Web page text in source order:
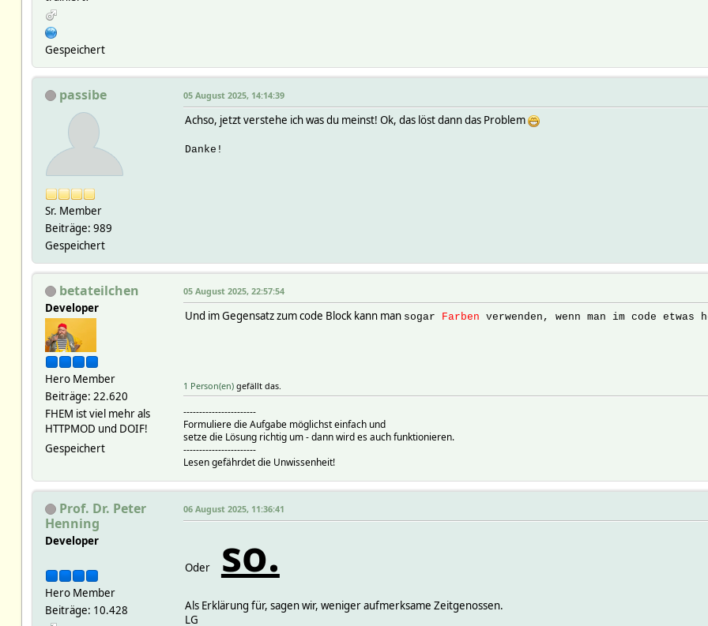
Gespeichert
passibe
Sr. Member
Beiträge: 989
Gespeichert
05 August 2025, 14:14:39
Achso, jetzt verstehe ich was du meinst! Ok, das löst dann das Problem
Danke!
betateilchen
Developer
Hero Member
Beiträge: 22.620
FHEM ist viel mehr als
HTTPMOD und DOIF!
Gespeichert
05 August 2025, 22:57:54
Und im Gegensatz zum code Block kann man sogar Farben verwenden, wenn man im code
1 Person(en)gefällt das.
-----------------------
Formuliere die Aufgabe möglichst einfach und
setze die Lösung richtig um - dann wird es auch funktionieren.
-----------------------
Lesen gefährdet die Unwissenheit!
Prof. Dr. Peter
Henning
Developer
Hero Member
Beiträge: 10.428
06 August 2025, 11:36:41
Oder so.
Als Erklärung für, sagen wir, weniger aufmerksame Zeitgenossen.
LG